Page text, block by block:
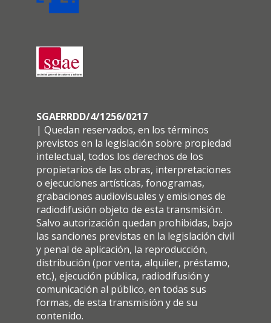
SGAERRDD/4/1256/0217
| Quedan reservados, en los términos
previstos en la legislación sobre propiedad
intelectual, todos los derechos de los
propietarios de las obras, interpretaciones
o ejecuciones artísticas, fonogramas,
grabaciones audiovisuales y emisiones de
radiodifusión objeto de esta transmisión.
Salvo autorización quedan prohibidas, bajo
las sanciones previstas en la legislación civil
y penal de aplicación, la reproducción,
distribución (por venta, alquiler, préstamo,
etc.), ejecución pública, radiodifusión y
comunicación al público, en todas sus
formas, de esta transmisión y de su
contenido.